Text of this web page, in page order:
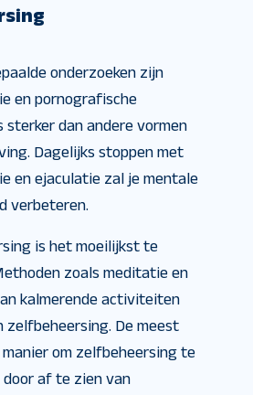
onderzoeken zijn
en pornografische
sterker dan andere vormen
Dagelijks stoppen met
en ejaculatie zal je mentale
verbeteren.
is het moeilijkst te
zoals meditatie en
kalmerende activiteiten
zelfbeheersing. De meest
om zelfbeheersing te
door af te zien van